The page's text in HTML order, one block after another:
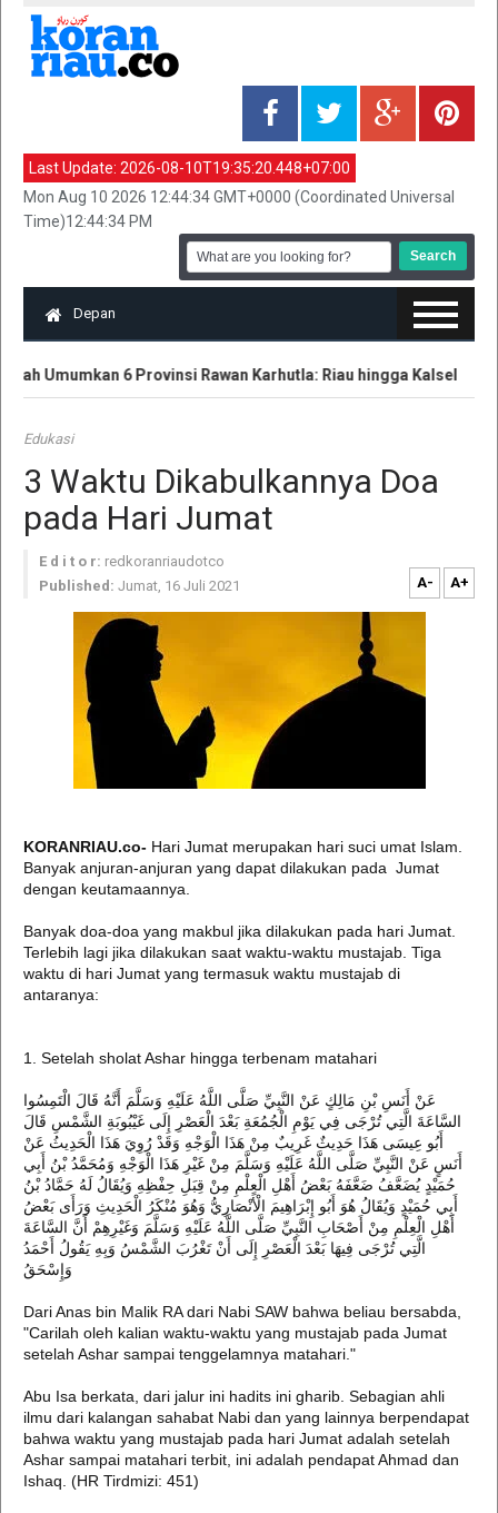
Last Update: 2026-08-10T19:35:20.448+07:00
Mon Aug 10 2026 12:44:34 GMT+0000 (Coordinated Universal
Time)12:44:34 PM
Depan
Umumkan 6 Provinsi Rawan Karhutla: Riau hingga Kalsel
Edukasi
3 Waktu Dikabulkannya Doa
pada Hari Jumat
E d i t o r: redkoranriaudotco
Published: Jumat, 16 Juli 2021 A- A+
KORANRIAU.co- Hari Jumat merupakan hari suci umat Islam.
Banyak anjuran-anjuran yang dapat dilakukan pada Jumat
dengan keutamaannya.
Banyak doa-doa yang makbul jika dilakukan pada hari Jumat.
Terlebih lagi jika dilakukan saat waktu-waktu mustajab. Tiga
waktu di hari Jumat yang termasuk waktu mustajab di
antaranya:
1. Setelah sholat Ashar hingga terbenam matahari
عَنْ أَنَسِ بْنِ مَالِكٍ عَنْ النَّبِيِّ صَلَّى اللَّهُ عَلَيْهِ وَسَلَّمَ أَنَّهُ قَالَ الْتَمِسُوا
السَّاعَةَ الَّتِي تُرْجَى فِي يَوْمِ الْجُمُعَةِ بَعْدَ الْعَصْرِ إِلَى غَيْبُوبَةِ الشَّمْسِ قَالَ
أَبُو عِيسَى هَذَا حَدِيثٌ غَرِيبٌ مِنْ هَذَا الْوَجْهِ وَقَدْ رُوِيَ هَذَا الْحَدِيثُ عَنْ
أَنَسٍ عَنْ النَّبِيِّ صَلَّى اللَّهُ عَلَيْهِ وَسَلَّمَ مِنْ غَيْرِ هَذَا الْوَجْهِ وَمُحَمَّدُ بْنُ أَبِي
حُمَيْدٍ يُضَعَّفُ ضَعَّفَهُ بَعْضُ أَهْلِ الْعِلْمِ مِنْ قِبَلِ حِفْظِهِ وَيُقَالُ لَهُ حَمَّادُ بْنُ
أَبِي حُمَيْدٍ وَيُقَالُ هُوَ أَبُو إِبْرَاهِيمَ الْأَنْصَارِيُّ وَهُوَ مُنْكَرُ الْحَدِيثِ وَرَأَى بَعْضُ
أَهْلِ الْعِلْمِ مِنْ أَصْحَابِ النَّبِيِّ صَلَّى اللَّهُ عَلَيْهِ وَسَلَّمَ وَغَيْرِهِمْ أَنَّ السَّاعَةَ
الَّتِي تُرْجَى فِيهَا بَعْدَ الْعَصْرِ إِلَى أَنْ تَغْرُبَ الشَّمْسُ وَبِهِ يَقُولُ أَحْمَدُ
وَإِسْحَقُ
Dari Anas bin Malik RA dari Nabi SAW bahwa beliau bersabda,
"Carilah oleh kalian waktu-waktu yang mustajab pada Jumat
setelah Ashar sampai tenggelamnya matahari."
Abu Isa berkata, dari jalur ini hadits ini gharib. Sebagian ahli
ilmu dari kalangan sahabat Nabi dan yang lainnya berpendapat
bahwa waktu yang mustajab pada hari Jumat adalah setelah
Ashar sampai matahari terbit, ini adalah pendapat Ahmad dan
Ishaq. (HR Tirdmizi: 451)